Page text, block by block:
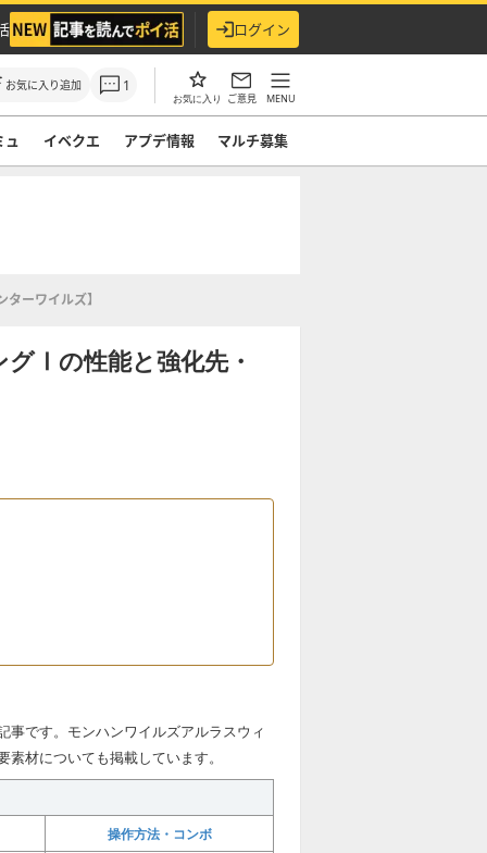
ログイン
お気に入り追加 1
お気に入り ご意見 MENU
ュ イベクエ アプデ情報 マルチ募集
ーワイルズ】
Ⅰの性能と強化先・
です。モンハンワイルズアルラスウィ
材についても掲載しています。
操作方法・コンボ